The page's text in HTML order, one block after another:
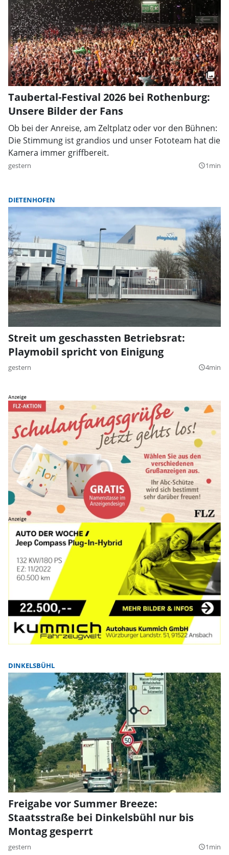
Taubertal-Festival 2026 bei Rothenburg:
Unsere Bilder der Fans
Ob bei der Anreise, am Zeltplatz oder vor den Bühnen:
Die Stimmung ist grandios und unser Fototeam hat die
Kamera immer griffbereit.
gestern query_builder1min
DIETENHOFEN
Streit um geschassten Betriebsrat:
Playmobil spricht von Einigung
gestern query_builder4min
DINKELSBÜHL
Freigabe vor Summer Breeze:
Staatsstraße bei Dinkelsbühl nur bis
Montag gesperrt
gestern query_builder1min